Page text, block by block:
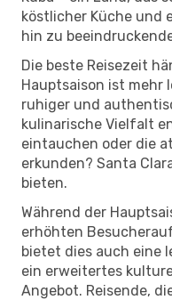
köstlicher Küche und
hin zu
Die beste Reisezeit
Hauptsaison ist mehr
ruhiger und
kulinarische Vielfalt
eintauchen oder die
erkunden? Santa
bieten.
Während der
erhöhten
bietet dies auch eine
ein erweitertes
Angebot. Reisende,